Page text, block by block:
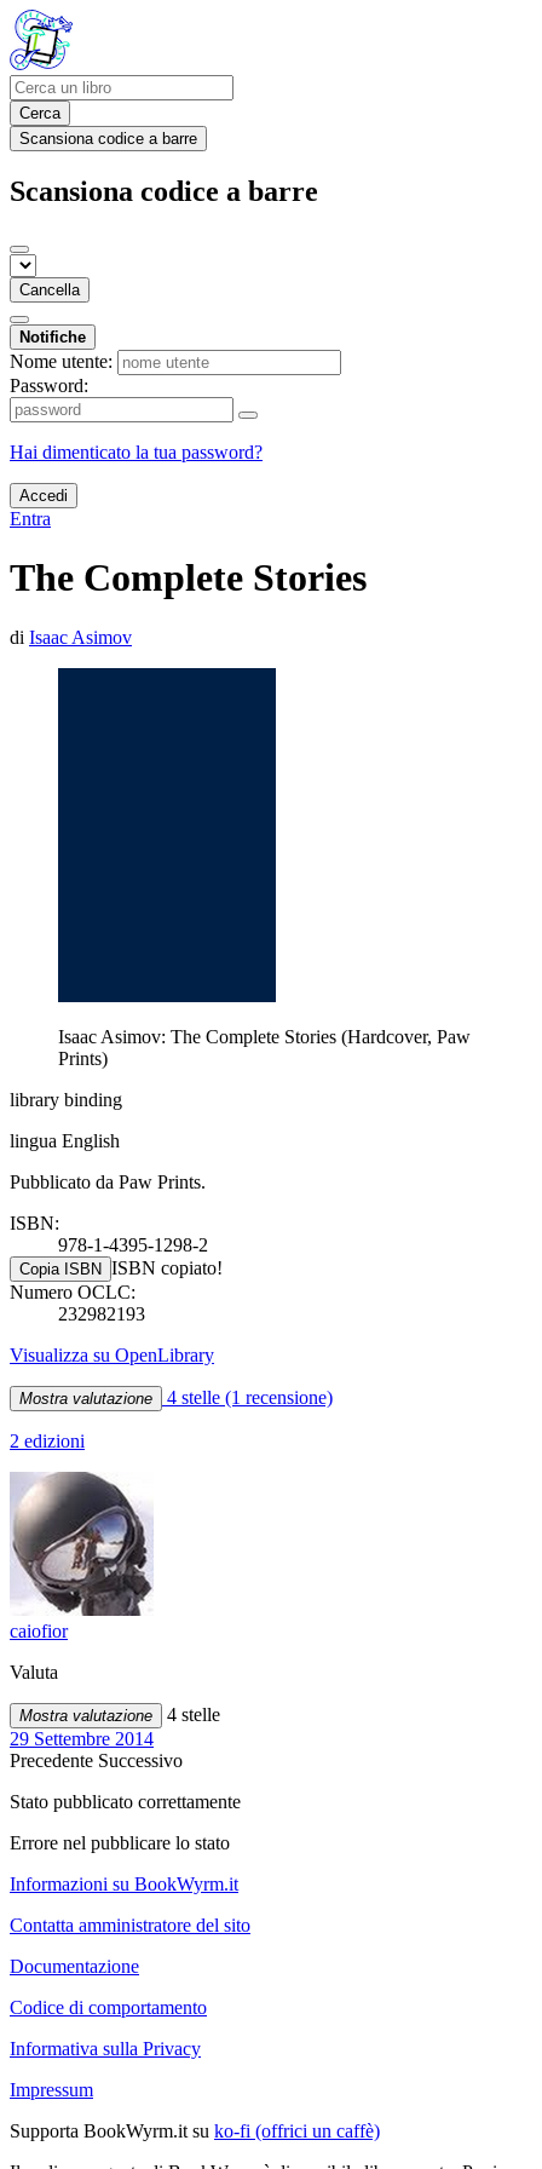
Cerca
Scansiona codice a barre
Scansiona codice a barre
Cancella
Notifiche
Nome utente:
Password:
Hai dimenticato la tua password?
Accedi
Entra
The Complete Stories
di Isaac Asimov
Isaac Asimov: The Complete Stories (Hardcover, Paw
Prints)
library binding
lingua English
Pubblicato da Paw Prints.
ISBN:
978-1-4395-1298-2
Copia ISBN ISBN copiato!
Numero OCLC:
232982193
Visualizza su OpenLibrary
Mostra valutazione 4 stelle (1 recensione)
2 edizioni
caiofior
Valuta
Mostra valutazione
4 stelle
29 Settembre 2014
Precedente Successivo
Stato pubblicato correttamente
Errore nel pubblicare lo stato
Informazioni su BookWyrm.it
Contatta amministratore del sito
Documentazione
Codice di comportamento
Informativa sulla Privacy
Impressum
Supporta BookWyrm.it su ko-fi (offrici un caffè)